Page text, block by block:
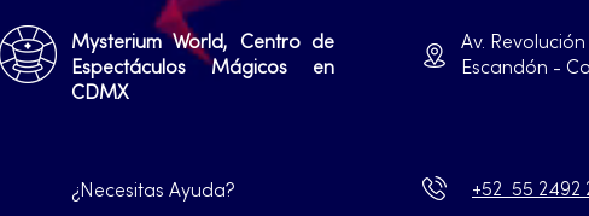
Mysterium World, Centro de
Espectáculos Mágicos en
CDMX
Av. Revolución
Escandón -
¿Necesitas Ayuda? +52 55 2492